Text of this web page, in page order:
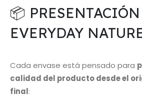
📦
EVERYDAY
Cada envase está pensado para
calidad del producto desde el
final: